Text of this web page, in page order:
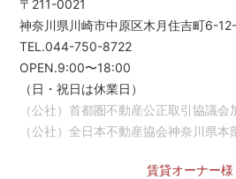
〒211-0021
神奈川県川崎市中原区木月住吉町6-
TEL.044-750-8722
OPEN.9:00〜18:00
（日・祝日は休業日）
（公社）首都圏不動産公正取引協議会
（公社）全日本不動産協会神奈川県本
賃貸オーナー